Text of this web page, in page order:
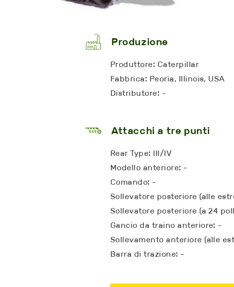
Produzione
Produttore: Caterpillar
Fabbrica: Peoria, Illinois, USA
Distributore: -
Attacchi a tre punti
Rear Type: III/IV
Modello anteriore: -
Comando: -
Sollevatore posteriore (alle
Sollevatore posteriore (a 24
Gancio da traino anteriore: -
Sollevamento anteriore (alle
Barra di trazione: -